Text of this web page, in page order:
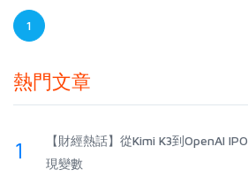
1
熱門文章
1
【財經熱話】從Kimi K3到OpenAI
現變數